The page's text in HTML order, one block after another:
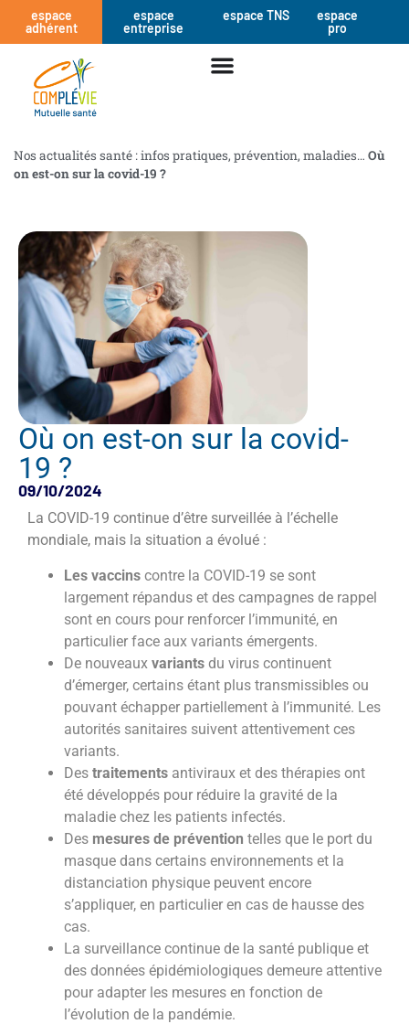
espace
adhérent
espace
entreprise
espace TNS
espace
pro
Nos actualités santé : infos pratiques, prévention, maladies… Où
on est-on sur la covid-19 ?
Où on est-on sur la covid-
19 ?
09/10/2024
La COVID-19 continue d’être surveillée à l’échelle
mondiale, mais la situation a évolué :
Les vaccins contre la COVID-19 se sont
largement répandus et des campagnes de rappel
sont en cours pour renforcer l’immunité, en
particulier face aux variants émergents.
De nouveaux variants du virus continuent
d’émerger, certains étant plus transmissibles ou
pouvant échapper partiellement à l’immunité. Les
autorités sanitaires suivent attentivement ces
variants.
Des traitements antiviraux et des thérapies ont
été développés pour réduire la gravité de la
maladie chez les patients infectés.
Des mesures de prévention telles que le port du
masque dans certains environnements et la
distanciation physique peuvent encore
s’appliquer, en particulier en cas de hausse des
cas.
La surveillance continue de la santé publique et
des données épidémiologiques demeure attentive
pour adapter les mesures en fonction de
l’évolution de la pandémie.